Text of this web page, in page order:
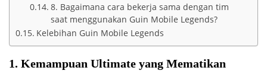
8. Bagaimana cara bekerja sama dengan tim
saat menggunakan Guin Mobile Legends?
Kelebihan Guin Mobile Legends
1. Kemampuan Ultimate yang Mematikan